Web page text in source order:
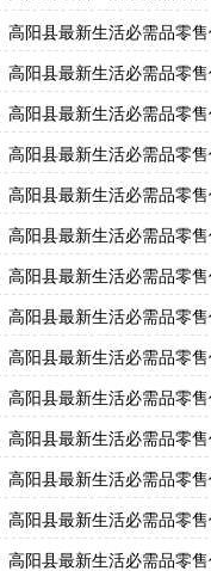
高阳县最新生活必需品零
高阳县最新生活必需品零
高阳县最新生活必需品零
高阳县最新生活必需品零
高阳县最新生活必需品零
高阳县最新生活必需品零
高阳县最新生活必需品零
高阳县最新生活必需品零
高阳县最新生活必需品零
高阳县最新生活必需品零
高阳县最新生活必需品零
高阳县最新生活必需品零
高阳县最新生活必需品零
高阳县最新生活必需品零